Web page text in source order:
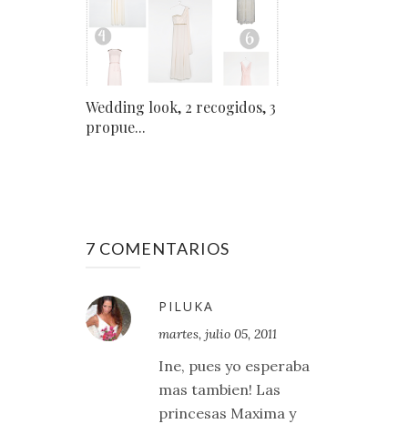
Wedding look, 2 recogidos, 3
propue...
7 COMENTARIOS
PILUKA
martes, julio 05, 2011
Ine, pues yo esperaba
mas tambien! Las
princesas Maxima y